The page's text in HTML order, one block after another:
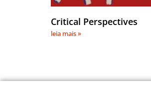
Critical Perspectives
leia mais »